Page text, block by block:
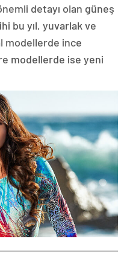
detayı olan güneş
bu yıl, yuvarlak ve
modellerde ince
modellerde ise yeni